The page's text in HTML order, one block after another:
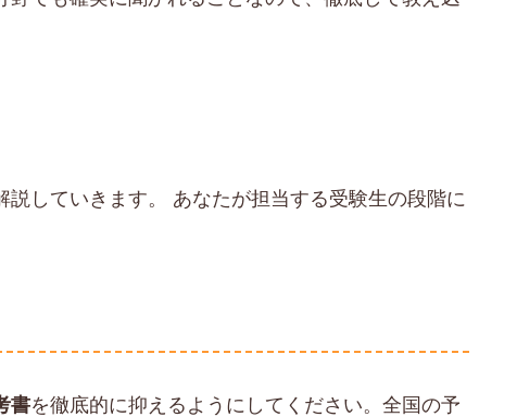
していきます。 あなたが担当する受験生の段階に
書を徹底的に抑えるようにしてください。全国の予